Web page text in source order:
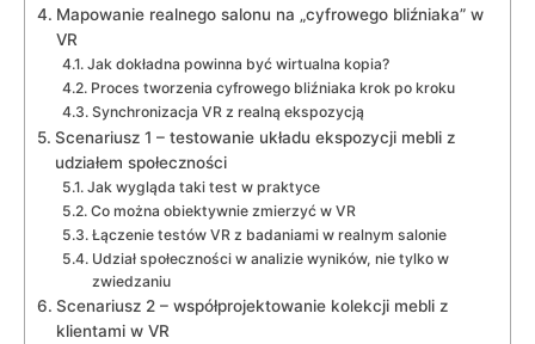
Mapowanie realnego salonu na „cyfrowego bliźniaka” w
VR
Jak dokładna powinna być wirtualna kopia?
Proces tworzenia cyfrowego bliźniaka krok po kroku
Synchronizacja VR z realną ekspozycją
Scenariusz 1 – testowanie układu ekspozycji mebli z
udziałem społeczności
Jak wygląda taki test w praktyce
Co można obiektywnie zmierzyć w VR
Łączenie testów VR z badaniami w realnym salonie
Udział społeczności w analizie wyników, nie tylko w
zwiedzaniu
Scenariusz 2 – współprojektowanie kolekcji mebli z
klientami w VR